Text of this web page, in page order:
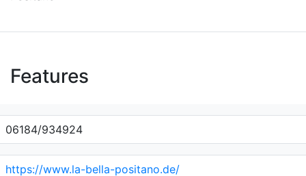
Features
06184/934924
https://www.la-bella-positano.de/